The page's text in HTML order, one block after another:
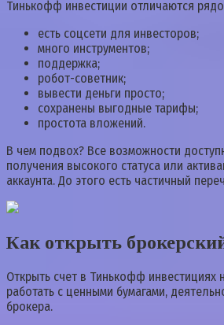
Тинькофф инвестиции отличаются
есть соцсети для инвесторов;
много инструментов;
поддержка;
робот-советник;
вывести деньги просто;
сохранены выгодные тарифы;
простота вложений.
В чем подвох? Все возможности
получения высокого статуса или
аккаунта. До этого есть частичный
Как открыть
Открыть счет в Тинькофф инвестициях
работать с ценными бумагами,
брокера.